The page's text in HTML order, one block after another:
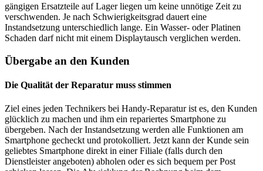
gängigen Ersatzteile auf Lager liegen um keine unnötige Zeit zu
verschwenden. Je nach Schwierigkeitsgrad dauert eine
Instandsetzung unterschiedlich lange. Ein Wasser- oder Platinen
Schaden darf nicht mit einem Displaytausch verglichen werden.
Übergabe an den Kunden
Die Qualität der Reparatur muss stimmen
Ziel eines jeden Technikers bei Handy-Reparatur ist es, den Kunden
glücklich zu machen und ihm ein repariertes Smartphone zu
übergeben. Nach der Instandsetzung werden alle Funktionen am
Smartphone gecheckt und protokolliert. Jetzt kann der Kunde sein
geliebtes Smartphone direkt in einer Filiale (falls durch den
Dienstleister angeboten) abholen oder es sich bequem per Post